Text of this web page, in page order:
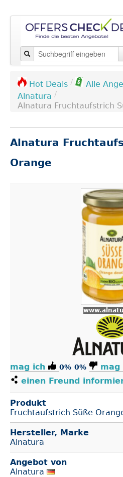
Hot Deals / Alle
Alnatura /
Alnatura Fruchtaufstrich
Alnatura
Orange
mag ich 0% 0% mag
einen Freund
Produkt
Fruchtaufstrich Süße
Hersteller, Marke
Alnatura
Angebot von
Alnatura